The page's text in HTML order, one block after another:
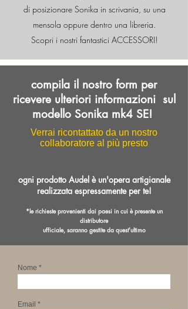
di posizionare Sonika in scrivania, su una
mensola oppure dentro una libreria.
Scopri i nostri fantastici ACCESSORI!
compila il nostro form per
ricevere ulteriori informazioni sul
modello Sonika mk4 SE!
Verrai ricontattato da un nostro
collaboratore al più presto
ogni prodotto Audel è un'opera artigianale
realizzata espressamente per te!
*le richieste provenienti dai paesi in cui è presente un
distributore
ufficiale, saranno gestite da quest'ultimo
Nome
Email